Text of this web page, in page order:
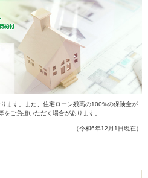
ます。また、住宅ローン残高の100%の保険金が
ご負担いただく場合があります。
（令和6年12月1日現在）